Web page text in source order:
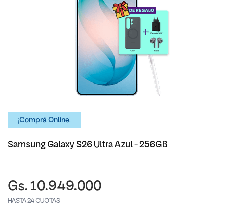
¡Comprá Online!
Samsung Galaxy S26 Ultra Azul - 256GB
Gs. 10.949.000
HASTA 24 CUOTAS